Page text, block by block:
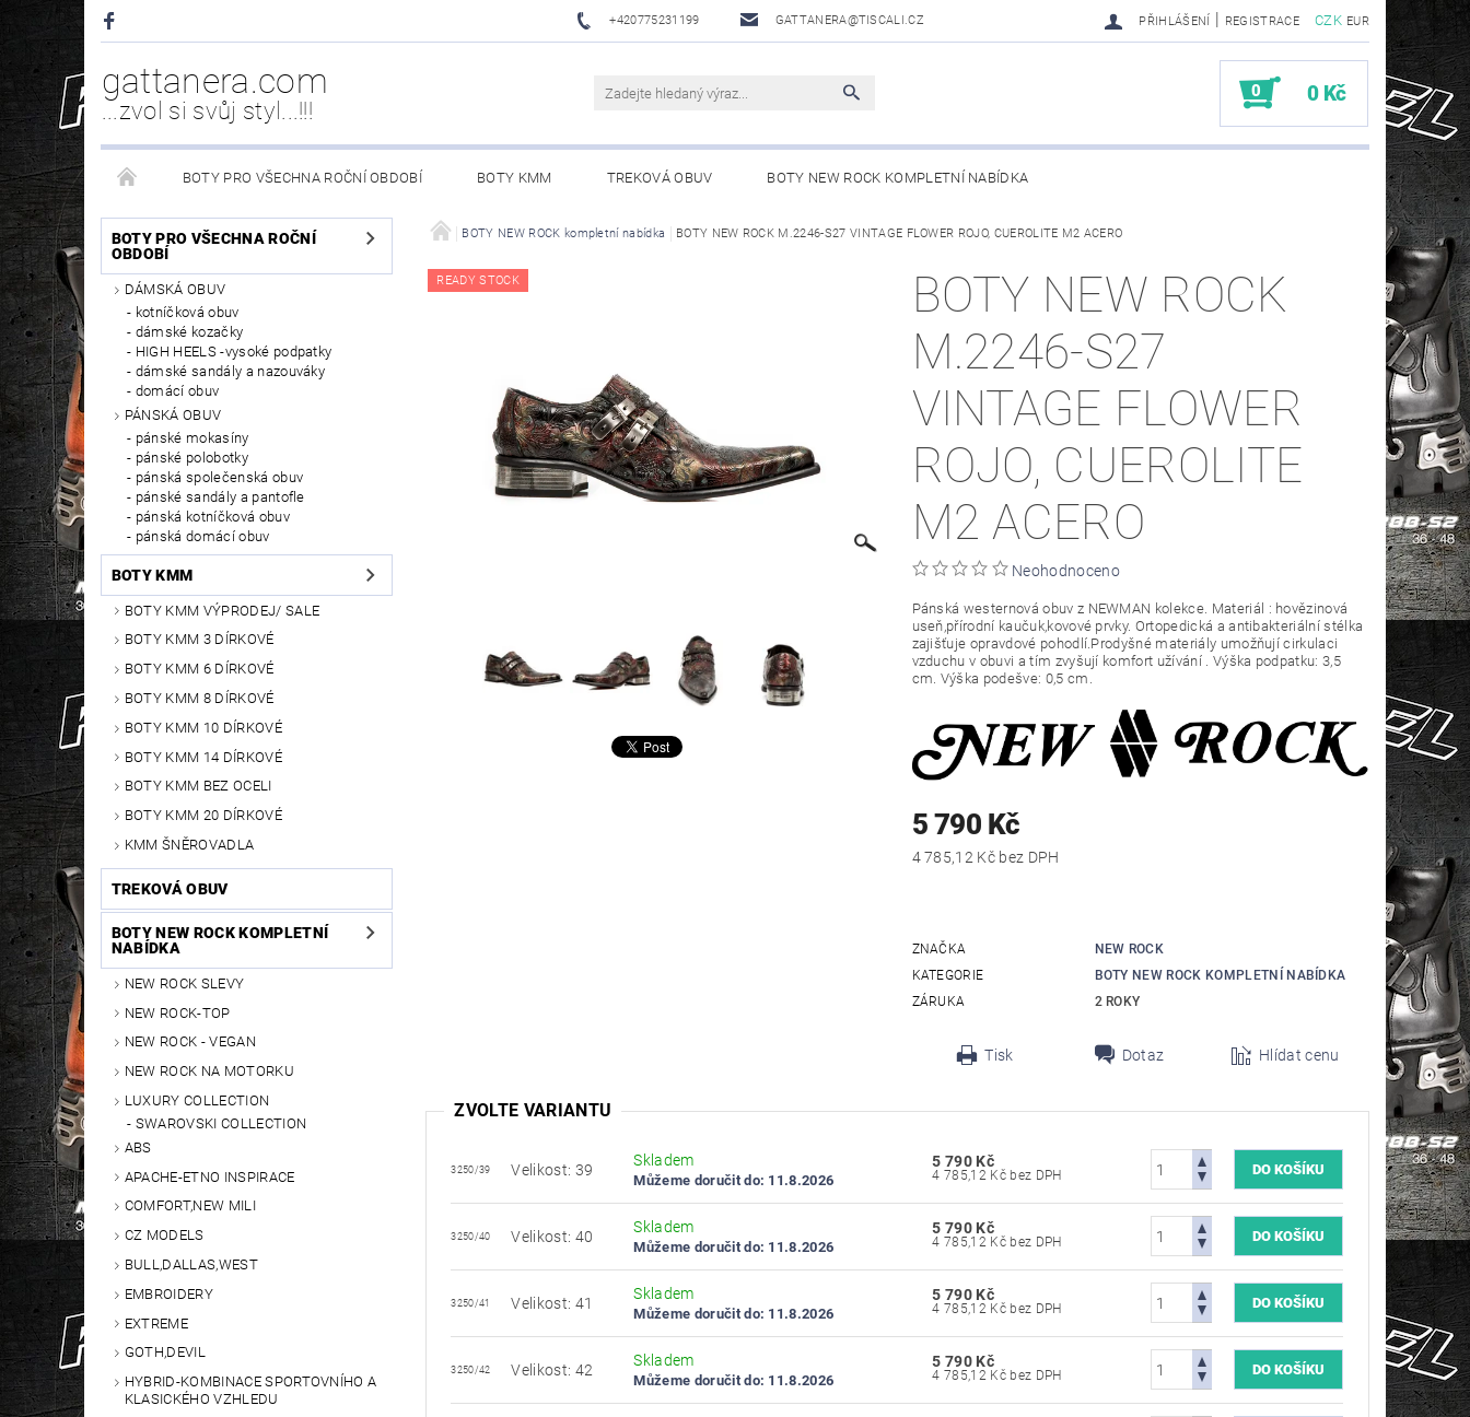
+420775231199 GATTANERA@TISCALI.CZ CZK EUR
PŘIHLÁŠENÍ | REGISTRACE
gattanera.com
...zvol si svůj styl...!!!
0 0 Kč
BOTY PRO VŠECHNA ROČNÍ OBDOBÍ BOTY KMM TREKOVÁ OBUV BOTY NEW ROCK KOMPLETNÍ NABÍDKA
NEW ROCK DOPLŇKY/NÁHRADNÍ DÍLY WESTERNOVÁ OBUV WESTERN BELTS /WESTERNOVÉ OPASKY/ BOTY SENDRA-SENDRA HANDMADE BIKER BOOTS
PÉČE O OBUV
BOTY PRO VŠECHNA ROČNÍ
OBDOBÍ
DÁMSKÁ OBUV
kotníčková obuv
dámské kozačky
HIGH HEELS -vysoké podpatky
dámské sandály a nazouváky
domácí obuv
PÁNSKÁ OBUV
pánské mokasíny
pánské polobotky
pánská společenská obuv
pánské sandály a pantofle
pánská kotníčková obuv
pánská domácí obuv
BOTY KMM
BOTY KMM VÝPRODEJ/ SALE
BOTY KMM 3 DÍRKOVÉ
BOTY KMM 6 DÍRKOVÉ
BOTY KMM 8 DÍRKOVÉ
BOTY KMM 10 DÍRKOVÉ
BOTY KMM 14 DÍRKOVÉ
BOTY KMM BEZ OCELI
BOTY KMM 20 DÍRKOVÉ
KMM ŠNĚROVADLA
TREKOVÁ OBUV
BOTY NEW ROCK KOMPLETNÍ
NABÍDKA
NEW ROCK SLEVY
NEW ROCK-TOP
NEW ROCK - VEGAN
NEW ROCK NA MOTORKU
LUXURY COLLECTION
SWAROVSKI COLLECTION
ABS
APACHE-ETNO INSPIRACE
COMFORT,NEW MILI
CZ MODELS
BULL,DALLAS,WEST
EMBROIDERY
EXTREME
GOTH,DEVIL
HYBRID-KOMBINACE SPORTOVNÍHO A
KLASICKÉHO VZHLEDU
BOTY NEW ROCK kompletní nabídka BOTY NEW ROCK M.2246-S27 VINTAGE FLOWER ROJO, CUEROLITE M2 ACERO
READY STOCK
BOTY NEW ROCK
M.2246-S27
VINTAGE FLOWER
ROJO, CUEROLITE
M2 ACERO
Neohodnoceno
Pánská westernová obuv z NEWMAN kolekce. Materiál : hovězinová
useň,přírodní kaučuk,kovové prvky. Ortopedická a antibakteriální stélka
zajišťuje opravdové pohodlí.Prodyšné materiály umožňují cirkulaci
vzduchu v obuvi a tím zvyšují komfort užívání . Výška podpatku: 3,5
cm. Výška podešve: 0,5 cm.
5 790 Kč
4 785,12 Kč bez DPH
ZNAČKA
NEW ROCK
KATEGORIE
BOTY NEW ROCK KOMPLETNÍ NABÍDKA
ZÁRUKA
2 ROKY
Tisk Dotaz Hlídat cenu
ZVOLTE VARIANTU
3250/39 Velikost: 39
Skladem
Můžeme doručit do: 11.8.2026
5 790 Kč
4 785,12 Kč bez DPH
3250/40 Velikost: 40
Skladem
Můžeme doručit do: 11.8.2026
5 790 Kč
4 785,12 Kč bez DPH
3250/41 Velikost: 41
Skladem
Můžeme doručit do: 11.8.2026
5 790 Kč
4 785,12 Kč bez DPH
3250/42 Velikost: 42
Skladem
Můžeme doručit do: 11.8.2026
5 790 Kč
4 785,12 Kč bez DPH